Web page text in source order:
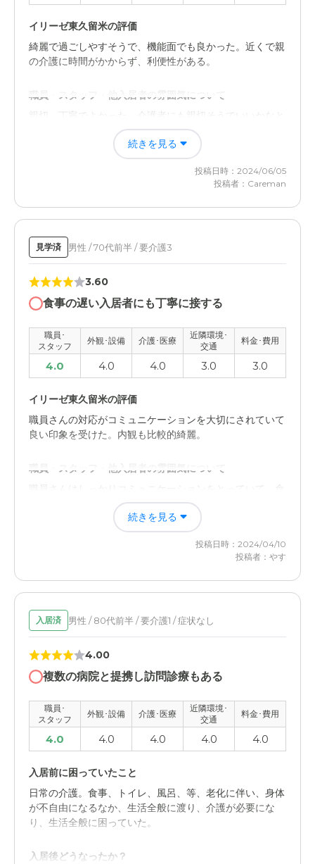
イリーゼ東久留米の評価
綺麗で過ごしやすそうで、機能面でも良かった。近くで親
の介護に時間がかからず、利便性がある。
職員・スタッフ・他入居者の雰囲気について
親切、丁寧でよかった。介護者にも親切そうでいいかなと
感じる。仲良く出来るといいですが。
とても機能がよく、高齢者や介護が必要な人にも、使い勝
とても、法制面で間違えがなく、出来ているかとおもう。
どのくらいのサポートが必要になるかわかるといい。
近隣環境や交通アクセスについて
は時間がかからず、いいのではないか。
料金費用について
やはり、いい施設なので、ちょっとコストはかかってしま
うかも。やりくりして行けるかが問題だ。
続きを見る
投稿日時：2024/06/05
投稿者：Careman
見学済 男性 / 70代前半 / 要介護3
3.60
食事の遅い入居者にも丁寧に接する
職員･
スタッフ
外観･設備 介護･医療
近隣環境･
交通
料金･費用
4.0 4.0 4.0 3.0 3.0
イリーゼ東久留米の評価
職員さんの対応がコミュニケーションを大切にされていて
良い印象を受けた。内観も比較的綺麗。
職員・スタッフ・他入居者の雰囲気について
職員さんはしっかりコミュニケーションをとっていて、食
事が遅い入居者ともしっかり向き合っていた。
外観、内観ともに綺麗。まだ施設が新しいというのもある
職員はしっかりコミュニケーションをとっていて、介護サ
ービスの対応などもバッチリとっていた。
近隣環境や交通アクセスについて
いこともない。車なら10分かからないです。
料金費用について
料金に関してはこちらで把握していないため普通の評価を
つけさせていただきました。わかりません。
続きを見る
投稿日時：2024/04/10
投稿者：やす
入居済 男性 / 80代前半 / 要介護1 / 症状なし
4.00
複数の病院と提携し訪問診療もある
職員･
スタッフ
外観･設備 介護･医療
近隣環境･
交通
料金･費用
4.0 4.0 4.0 4.0 4.0
入居前に困っていたこと
日常の介護。食事、トイレ、風呂、等、老化に伴い、身体
が不自由になるなか、生活全般に渡り、介護が必要にな
り、生活全般に困っていた。
入居後どうなったか？